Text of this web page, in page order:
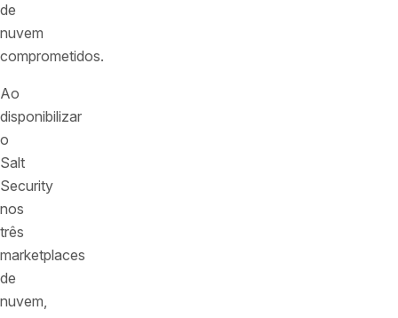
de
nuvem
comprometidos.
Ao
disponibilizar
o
Salt
Security
nos
três
marketplaces
de
nuvem,